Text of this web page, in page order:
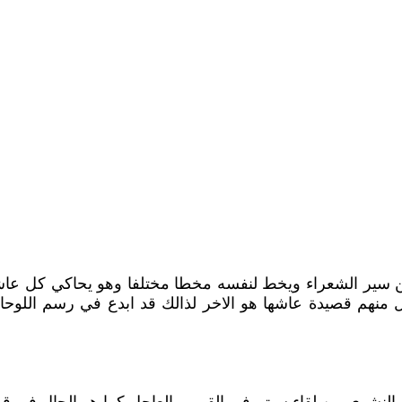
سير الشعراء ويخط لنفسه مخطا مختلفا وهو يحاكي كل
قصيدة عاشها هو الاخر لذالك قد ابدع في رسم